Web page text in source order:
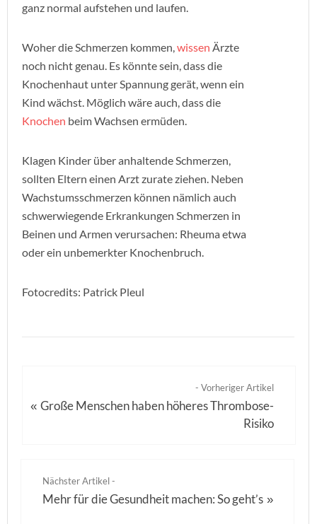
ganz normal aufstehen und laufen.
Woher die Schmerzen kommen,wissen Ärzte
noch nicht genau. Es könnte sein, dass die
Knochenhaut unter Spannung gerät, wenn ein
Kind wächst. Möglich wäre auch, dass die
Knochen beim Wachsen ermüden.
Klagen Kinder über anhaltende Schmerzen,
sollten Eltern einen Arzt zurate ziehen. Neben
Wachstumsschmerzen können nämlich auch
schwerwiegende Erkrankungen Schmerzen in
Beinen und Armen verursachen: Rheuma etwa
oder ein unbemerkter Knochenbruch.
Fotocredits: Patrick Pleul
- Vorheriger Artikel
«Große Menschen haben höheres Thrombose-
Risiko
Nächster Artikel -
Mehr für die Gesundheit machen: So geht’s »